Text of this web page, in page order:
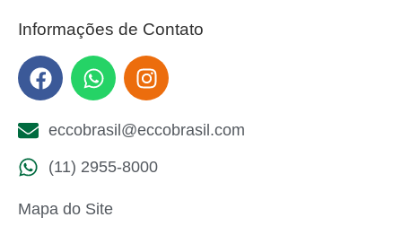
Informações de Contato
eccobrasil@eccobrasil.com
(11) 2955-8000
Mapa do Site